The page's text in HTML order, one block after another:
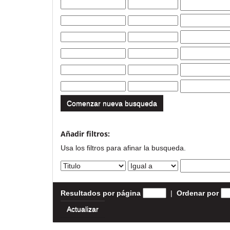
Comenzar nueva busqueda
Añadir filtros:
Usa los filtros para afinar la busqueda.
Resultados por página | Ordenar por